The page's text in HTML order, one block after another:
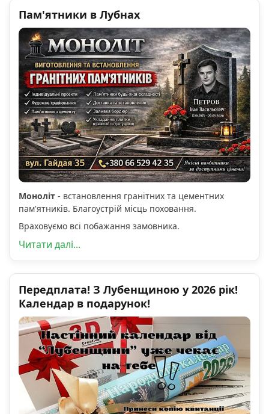
Пам'ятники в Лубнах
Моноліт - встановлення гранітних та цементних
пам'ятників. Благоустрій місць поховання.
Враховуємо всі побажання замовника.
Читати далі...
Передплата! З Лубенщиною у 2026 рік!
Календар в подарунок!